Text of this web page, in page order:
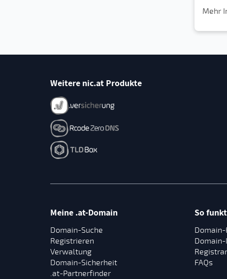
Mehr
Weitere nic.at Produkte
Meine .at-Domain
Domain-Suche
Registrieren
Verwaltung
Domain-Sicherheit
.at-Partnerfinder
So
Registrar
FAQs